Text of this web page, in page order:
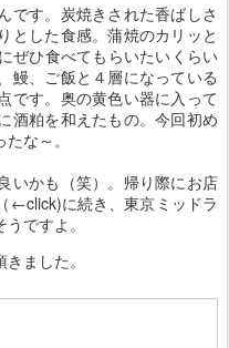
です。炭焼きされた香ばしさ
とした食感。蒲焼のカリッと
ぜひ食べてもらいたいくらい
鰻、ご飯と４層になっている
です。奥の黄色い器に入って
酒粕を和えたもの。今回初め
な～。
いかも（笑）。帰り際にお店
（←click)に続き、東京ミッドラ
ですよ。
ました。